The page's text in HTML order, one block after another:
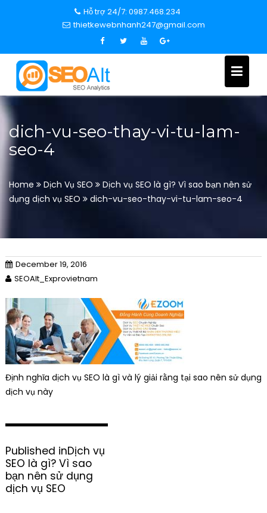
c
o
Hỗ trợ 24/7: 0987.468.234
thietkewebnhanh247@gmail.com
dich-vu-seo-thay-vi-tu-lam-
seo-4
Home Dịch Vụ SEO
Dịch vụ SEO là gì? Vì sao bạn nên sử
dụng dịch vụ SEO
dich-vu-seo-thay-vi-tu-lam-seo-4
December 19, 2016
SEOAlt_Exprovietnam
Định nghĩa dịch vụ SEO là gì và lý giải rằng tại sao nên sử dụng
dịch vụ này
o
s
t
n
Published inDịch vụ
SEO là gì? Vì sao
bạn nên sử dụng
dịch vụ SEO